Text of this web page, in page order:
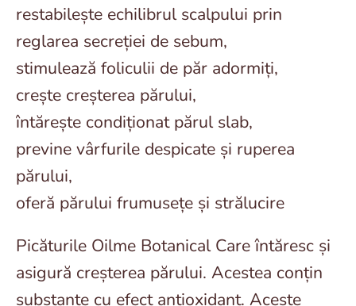
restabilește echilibrul scalpului prin
reglarea secreției de sebum,
stimulează foliculii de păr adormiți,
crește creșterea părului,
întărește condiționat părul slab,
previne vârfurile despicate și ruperea
părului,
oferă părului frumusețe și strălucire
Picăturile Oilme Botanical Care întăresc și
asigură creșterea părului. Acestea conțin
substanțe cu efect antioxidant. Aceste